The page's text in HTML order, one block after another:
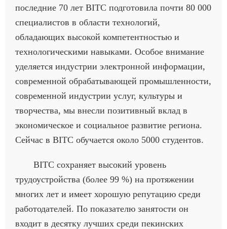
последние 70 лет BITC подготовила почти 80 000
специалистов в области технологий,
обладающих высокой компетентностью и
технологическими навыками. Особое внимание
уделяется индустрии электронной информации,
современной обрабатывающей промышленности,
современной индустрии услуг, культуры и
творчества, мы внесли позитивный вклад в
экономическое и социальное развитие региона.
Сейчас в BITC обучается около 5000 студентов.
BITC сохраняет высокий уровень
трудоустройства (более 99 %) на протяжении
многих лет и имеет хорошую репутацию среди
работодателей. По показателю занятости он
входит в десятку лучших среди пекинских